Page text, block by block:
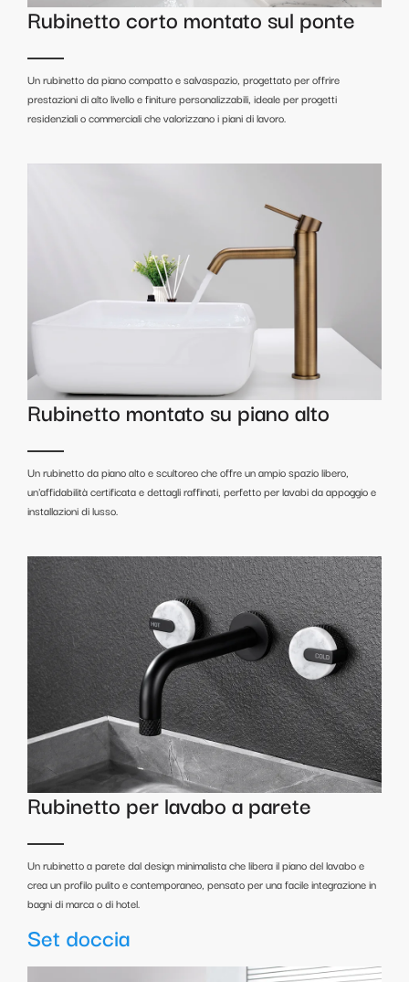
Rubinetto corto montato sul ponte
Un rubinetto da piano compatto e salvaspazio, progettato per offrire
prestazioni di alto livello e finiture personalizzabili, ideale per progetti
residenziali o commerciali che valorizzano i piani di lavoro.
Rubinetto montato su piano alto
Un rubinetto da piano alto e scultoreo che offre un ampio spazio libero,
un'affidabilità certificata e dettagli raffinati, perfetto per lavabi da appoggio e
installazioni di lusso.
Rubinetto per lavabo a parete
Un rubinetto a parete dal design minimalista che libera il piano del lavabo e
crea un profilo pulito e contemporaneo, pensato per una facile integrazione in
bagni di marca o di hotel.
Set doccia